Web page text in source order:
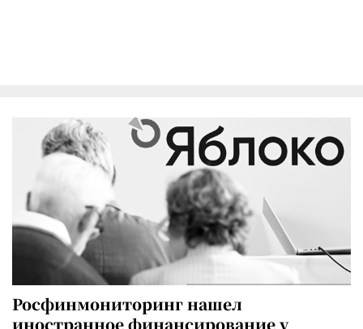
Росфинмониторинг нашел
иностранное финансирование у